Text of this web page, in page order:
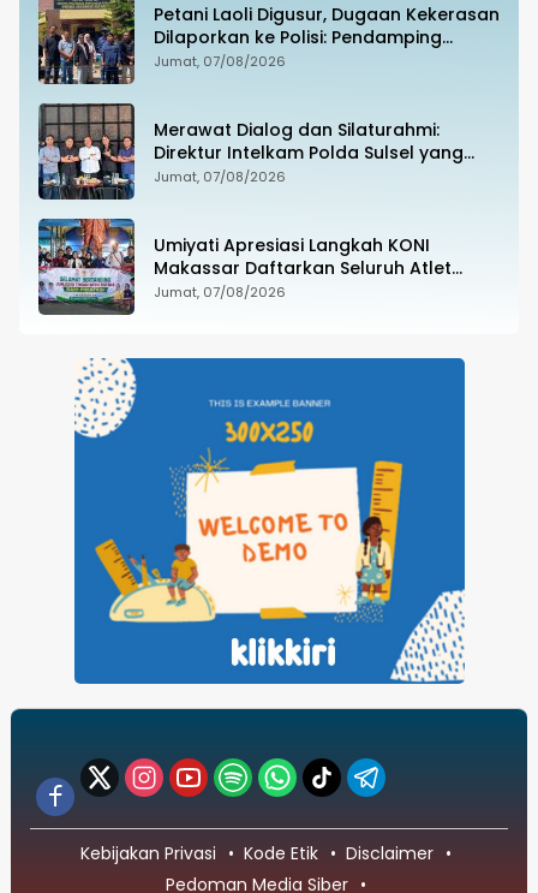
Petani Laoli Digusur, Dugaan Kekerasan
Dilaporkan ke Polisi: Pendamping
Hukum hingga Penyandang Disabilitas
Jumat, 07/08/2026
Merawat Dialog dan Silaturahmi:
Direktur Intelkam Polda Sulsel yang
Baru Temui Pengurus PBHI
Jumat, 07/08/2026
Umiyati Apresiasi Langkah KONI
Makassar Daftarkan Seluruh Atlet
PORPROV ke BPJS Ketenagakerjaan
Jumat, 07/08/2026
Kebijakan Privasi Kode Etik
Disclaimer
Pedoman Media Siber